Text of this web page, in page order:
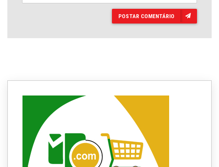
POSTAR COMENTÁRIO